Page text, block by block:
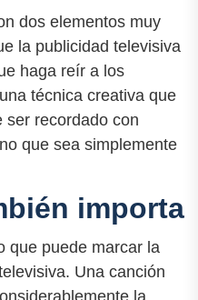
dos elementos muy
la publicidad televisiva
haga reír a los
técnica creativa que
ser recordado con
que sea simplemente
importa
que puede marcar la
Una canción
la